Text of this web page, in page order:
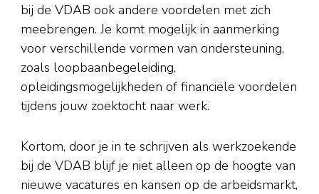
bij de VDAB ook andere voordelen met zich
meebrengen. Je komt mogelijk in aanmerking
voor verschillende vormen van ondersteuning,
zoals loopbaanbegeleiding,
opleidingsmogelijkheden of financiële voordelen
tijdens jouw zoektocht naar werk.
Kortom, door je in te schrijven als werkzoekende
bij de VDAB blijf je niet alleen op de hoogte van
nieuwe vacatures en kansen op de arbeidsmarkt,